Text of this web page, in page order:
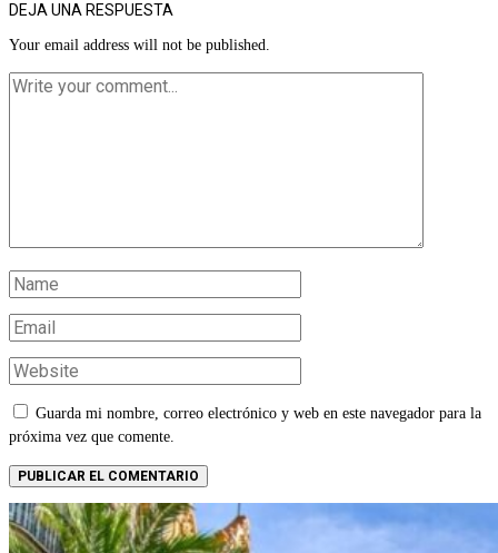
DEJA UNA RESPUESTA
Your email address will not be published.
Guarda mi nombre, correo electrónico y web en este navegador para la
próxima vez que comente.